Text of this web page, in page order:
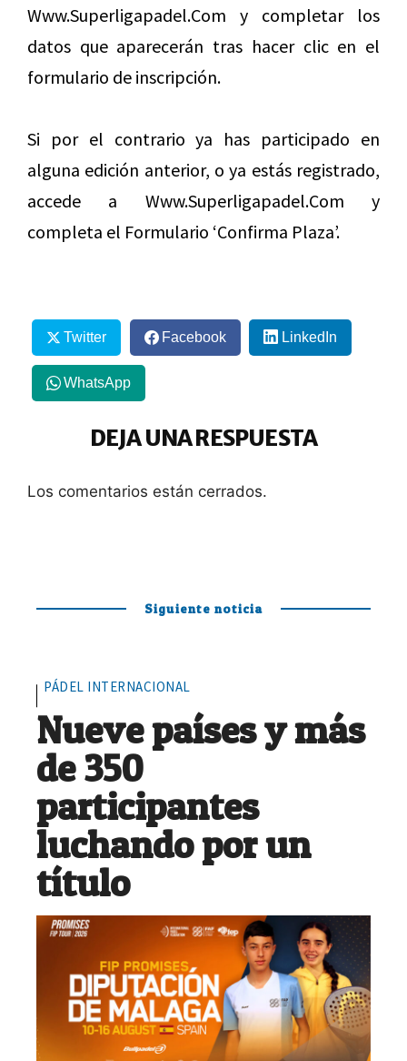
Www.Superligapadel.Com y completar los
datos que aparecerán tras hacer clic en el
formulario de inscripción.
Si por el contrario ya has participado en
alguna edición anterior, o ya estás registrado,
accede a Www.Superligapadel.Com y
completa el Formulario ‘Confirma Plaza’.
Twitter Facebook LinkedIn
WhatsApp
DEJA UNA RESPUESTA
Los comentarios están cerrados.
Siguiente noticia
PÁDEL INTERNACIONAL
Nueve países y más
de 350
participantes
luchando por un
título